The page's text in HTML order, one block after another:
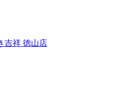
吉祥 徳山店